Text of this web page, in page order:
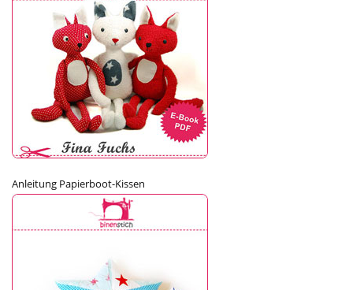
Anleitung Papierboot-Kissen